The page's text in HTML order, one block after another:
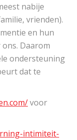
nabije
vrienden).
en hun
Daarom
ondersteuning
dat te
voor
intimiteit-